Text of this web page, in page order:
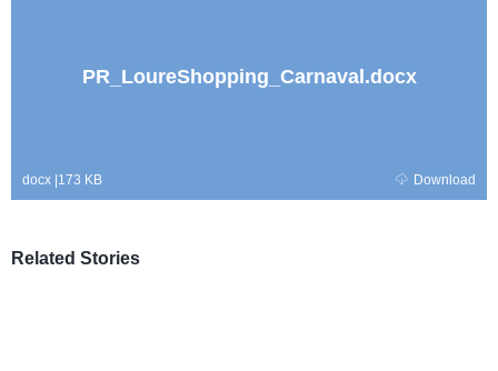
PR_LoureShopping_Carnaval.docx
docx 173 KB Download
Related Stories